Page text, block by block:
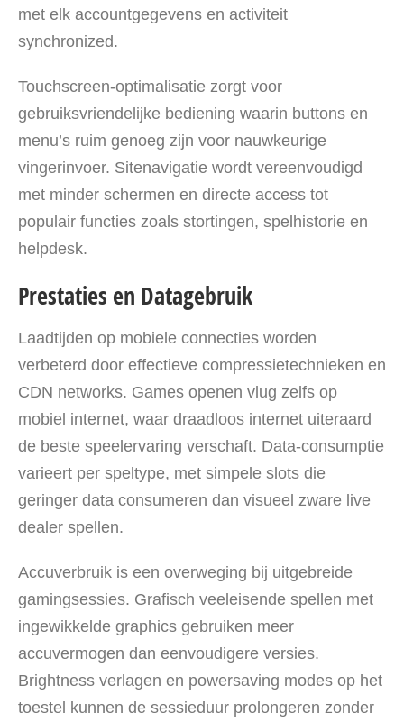
met elk accountgegevens en activiteit
synchronized.
Touchscreen-optimalisatie zorgt voor
gebruiksvriendelijke bediening waarin buttons en
menu’s ruim genoeg zijn voor nauwkeurige
vingerinvoer. Sitenavigatie wordt vereenvoudigd
met minder schermen en directe access tot
populair functies zoals stortingen, spelhistorie en
helpdesk.
Prestaties en Datagebruik
Laadtijden op mobiele connecties worden
verbeterd door effectieve compressietechnieken en
CDN networks. Games openen vlug zelfs op
mobiel internet, waar draadloos internet uiteraard
de beste speelervaring verschaft. Data-consumptie
varieert per speltype, met simpele slots die
geringer data consumeren dan visueel zware live
dealer spellen.
Accuverbruik is een overweging bij uitgebreide
gamingsessies. Grafisch veeleisende spellen met
ingewikkelde graphics gebruiken meer
accuvermogen dan eenvoudigere versies.
Brightness verlagen en powersaving modes op het
toestel kunnen de sessieduur prolongeren zonder